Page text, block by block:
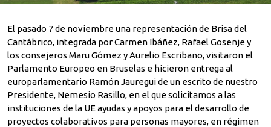
El pasado 7 de noviembre una representación de Brisa del
Cantábrico, integrada por Carmen Ibáñez, Rafael Gosenje y
los consejeros Maru Gómez y Aurelio Escribano, visitaron el
Parlamento Europeo en Bruselas e hicieron entrega al
europarlamentario Ramón Jauregui de un escrito de nuestro
Presidente, Nemesio Rasillo, en el que solicitamos a las
instituciones de la UE ayudas y apoyos para el desarrollo de
proyectos colaborativos para personas mayores, en régimen